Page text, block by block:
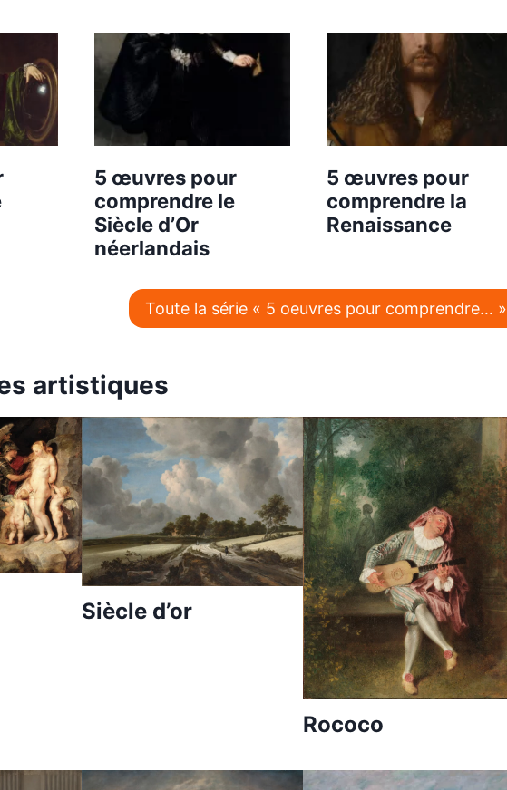
5 œuvres pour
comprendre le
Siècle d’Or
néerlandais
5 œuvres pour
comprendre la
Renaissance
Toute la série « 5 oeuvres pour comprendre… »
artistiques
Siècle d’or
Rococo